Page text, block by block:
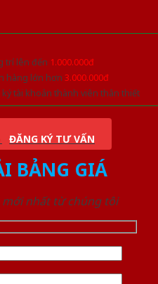
trí lên đến 1.000.000đ
hàng lớn hơn 3.000.000đ
tài khoản thành viên thân thiết
ĐĂNG KÝ TƯ VẤN
BẢNG GIÁ
nhất từ chúng tôi